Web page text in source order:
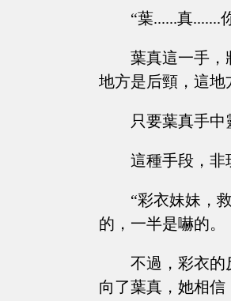
“葉......真.......
葉真這一手，
地方是后頸，這
只要葉真手
這種手段，非
“彩衣妹妹，
的，一半是嚇的。
不過，彩衣的
向了葉真，她相